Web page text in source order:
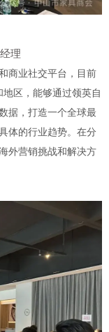
理
商业社交平台，目前
区，能够通过领英自
据，打造一个全球最
体的行业趋势。在分
外营销挑战和解决方